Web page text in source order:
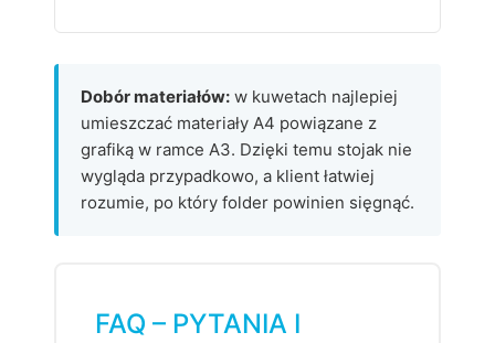
Dobór materiałów: w kuwetach najlepiej
umieszczać materiały A4 powiązane z
grafiką w ramce A3. Dzięki temu stojak nie
wygląda przypadkowo, a klient łatwiej
rozumie, po który folder powinien sięgnąć.
FAQ – PYTANIA I